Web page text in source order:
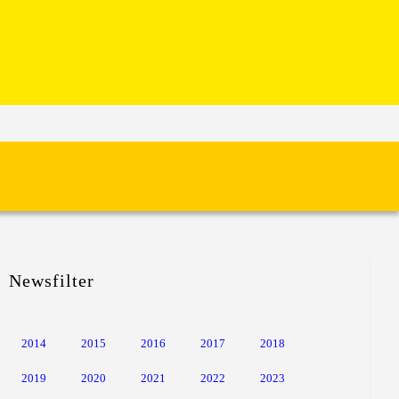
Newsfilter
2014 2015 2016 2017 2018
2019 2020 2021 2022 2023